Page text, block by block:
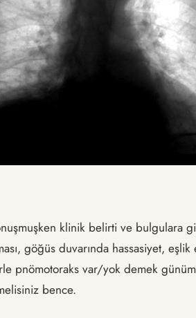
klinik belirti ve bulgulara
göğüs duvarında hassasiyet,
pnömotoraks var/yok demek
bence.